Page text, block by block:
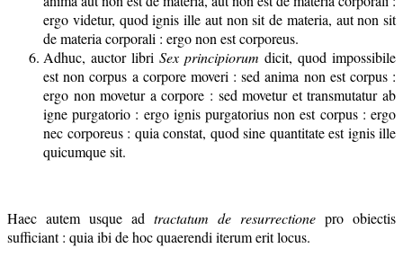
ergo videtur, quod ignis ille aut non sit de materia, aut non sit
de materia corporali : ergo non est corporeus.
Adhuc, auctor libri Sex principiorum dicit, quod impossibile
est non corpus a corpore moveri : sed anima non est corpus :
ergo non movetur a corpore : sed movetur et transmutatur ab
igne purgatorio : ergo ignis purgatorius non est corpus : ergo
nec corporeus : quia constat, quod sine quantitate est ignis ille
quicumque sit.
Haec autem usque ad tractatum de resurrectione pro obiectis
sufficiant : quia ibi de hoc quaerendi iterum erit locus.